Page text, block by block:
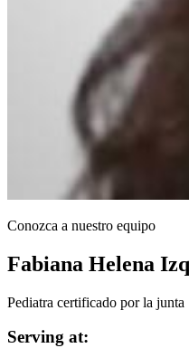
Conozca a nuestro equipo
Fabiana Helena
Pediatra certificado por la junta
Serving at: